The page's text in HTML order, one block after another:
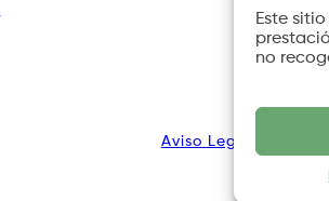
Este
no
Aviso Legal Política